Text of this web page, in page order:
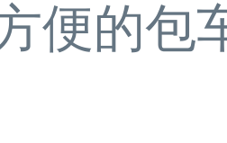
便的包